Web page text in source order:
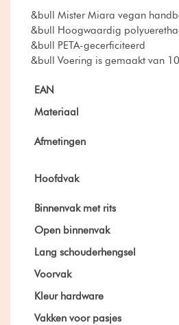
&bull Mister Miara vegan
&bull Hoogwaardig
&bull PETA-gecerficiteerd
&bull Voering is gemaakt van
EAN
Materiaal
Afmetingen
Hoofdvak
Binnenvak met rits
Open binnenvak
Lang schouderhengsel
Voorvak
Kleur hardware
Vakken voor pasjes